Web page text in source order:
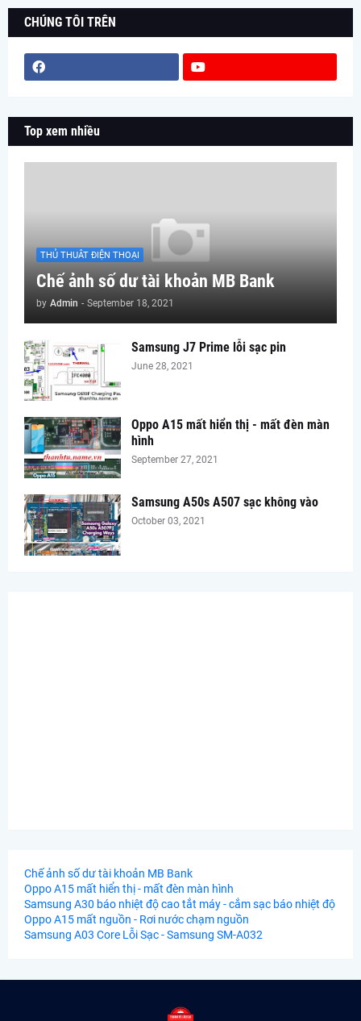
CHÚNG TÔI TRÊN
Top xem nhiều
THỦ THUÂT ĐIỆN THOẠI
Chế ảnh số dư tài khoản MB Bank
by Admin - September 18, 2021
Samsung J7 Prime lỗi sạc pin
June 28, 2021
Oppo A15 mất hiển thị - mất đèn màn
hình
September 27, 2021
Samsung A50s A507 sạc không vào
October 03, 2021
Chế ảnh số dư tài khoản MB Bank
Oppo A15 mất hiển thị - mất đèn màn hình
Samsung A30 báo nhiệt độ cao tắt máy - cắm sạc báo nhiệt độ
Oppo A15 mất nguồn - Rơi nước chạm nguồn
Samsung A03 Core Lỗi Sạc - Samsung SM-A032